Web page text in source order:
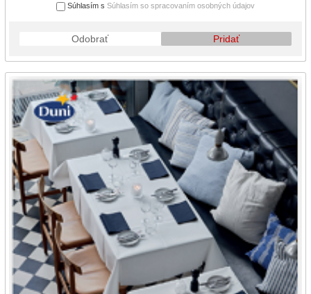
Súhlasím s Súhlasím so spracovaním osobných údajov
Odobrať Pridať